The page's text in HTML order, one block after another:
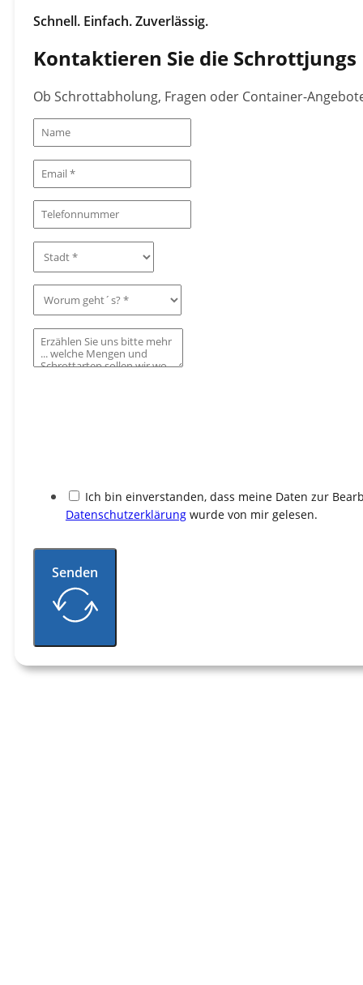
Schnell. Einfach. Zuverlässig.
Kontaktieren Sie die Schrottjungs
Ob Schrottabholung, Fragen oder Container-
Ich bin einverstanden, dass meine Daten zur
Datenschutz­erklärungwurde von mir gelesen.
Senden